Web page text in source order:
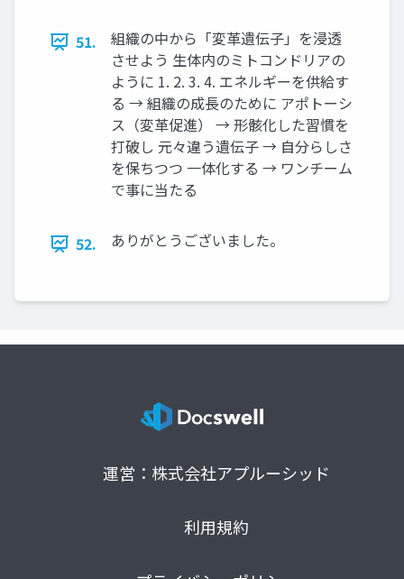
51.
組織の中から「変革遺伝子」を浸透
させよう 生体内のミトコンドリアの
ように 1. 2. 3. 4. エネルギーを供給す
る → 組織の成長のために アポトーシ
ス（変革促進） → 形骸化した習慣を
打破し 元々違う遺伝子 → 自分らしさ
を保ちつつ 一体化する → ワンチーム
で事に当たる
52. ありがとうございました。
運営：株式会社アプルーシッド
利用規約